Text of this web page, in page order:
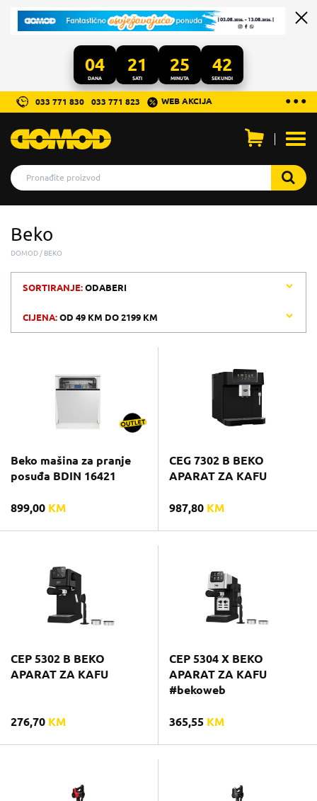
04
DANA
21
SATI
25
MINUTA
42
SEKUNDI
...
● ● ●
033 771 830 033 771 823 WEB AKCIJA
Beko
DOMOD BEKO
SORTIRANJE:ODABERI
CIJENA:OD 49 KM DO2199 KM
Beko mašina za pranje
posuđa BDIN 16421
899,00 KM
CEG 7302 B BEKO
APARAT ZA KAFU
987,80 KM
CEP 5302 B BEKO
APARAT ZA KAFU
276,70 KM
CEP 5304 X BEKO
APARAT ZA KAFU
#bekoweb
365,55 KM